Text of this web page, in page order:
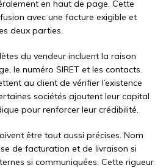
en haut de page. Cette
avec une facture exigible et
deux parties.
du vendeur incluent la raison
le numéro SIRET et les contacts.
au client de vérifier l’existence
sociétés ajoutent leur capital
pour renforcer leur crédibilité.
être tout aussi précises. Nom
de facturation et de livraison si
si communiquées. Cette rigueur